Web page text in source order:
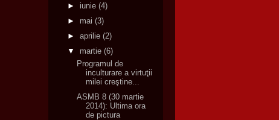
► iunie (4)
► mai (3)
► aprilie (2)
▼ martie (6)
Programul de
inculturare a virtuţii
milei creştine...
ASMB 8 (30 martie
2014): Ultima ora
de pictura